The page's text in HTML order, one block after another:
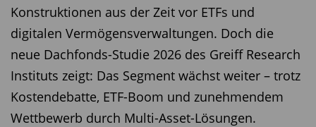
Konstruktionen aus der Zeit vor ETFs und
digitalen Vermögensverwaltungen. Doch die
neue Dachfonds-Studie 2026 des Greiff Research
Instituts zeigt: Das Segment wächst weiter – trotz
Kostendebatte, ETF-Boom und zunehmendem
Wettbewerb durch Multi-Asset-Lösungen.